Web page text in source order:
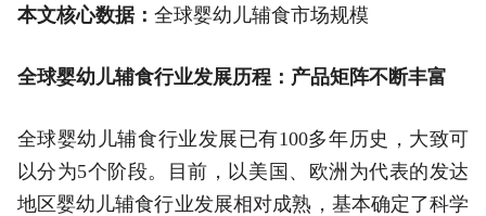
本文核心数据： 全球婴幼儿辅食市场规模
全球婴幼儿辅食行业发展历程：产品矩阵不断丰富
全球婴幼儿辅食行业发展已有100多年历史，大致可
以分为5个阶段。目前，以美国、欧洲为代表的发达
地区婴幼儿辅食行业发展相对成熟，基本确定了科学